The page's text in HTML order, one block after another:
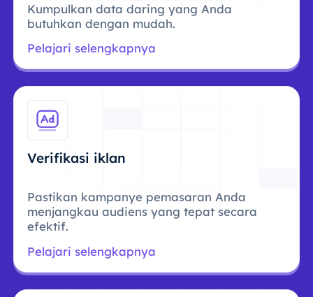
Kumpulkan data daring yang Anda
butuhkan dengan mudah.
Pelajari selengkapnya
Verifikasi iklan
Pastikan kampanye pemasaran Anda
menjangkau audiens yang tepat secara
efektif.
Pelajari selengkapnya